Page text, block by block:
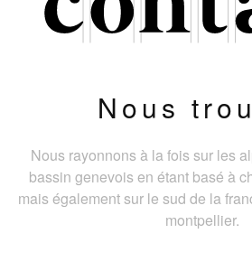
Nous
Nous rayonnons à la fois sur les
bassin genevois en étant basé à
mais également sur le sud de la
montpellier.